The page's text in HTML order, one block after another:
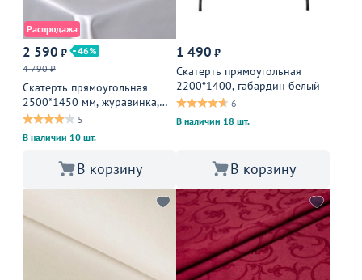
Распродажа
2 590 ₽
46
4 790 ₽
Скатерть прямоугольная
2500*1450 мм, журавинка,
белая гладь
5
В наличии 10 шт.
В корзину
1 490 ₽
Скатерть прямоугольная
2200*1400, габардин белый
6
В наличии 18 шт.
В корзину